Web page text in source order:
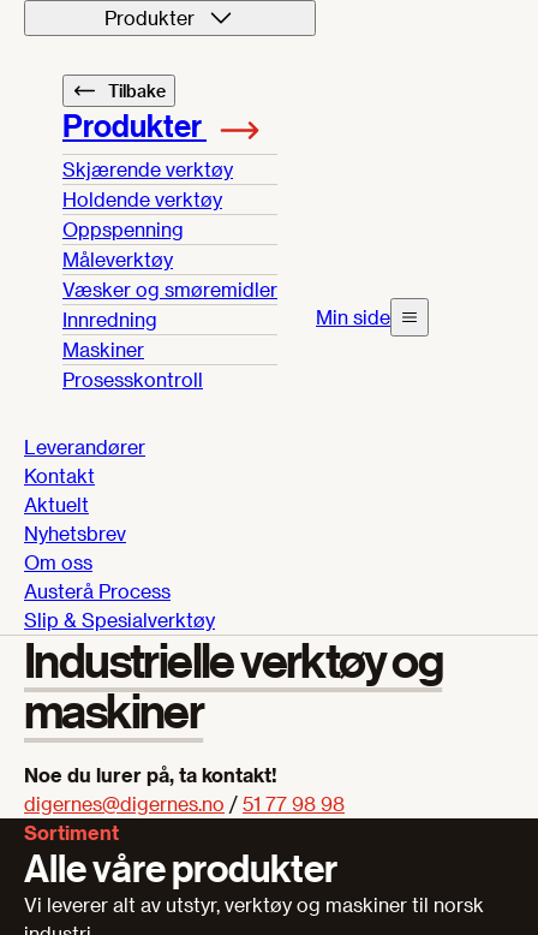
Produkter
Tilbake
Produkter
Skjærende verktøy
Holdende verktøy
Oppspenning
Måleverktøy
Væsker og smøremidler
Innredning
Maskiner
Prosesskontroll
Leverandører
Kontakt
Aktuelt
Nyhetsbrev
Om oss
Austerå Process
Slip & Spesialverktøy
Min side
Industrielle verktøy og
maskiner
Noe du lurer på, ta kontakt!
digernes@digernes.no / 51 77 98 98
Sortiment
Alle våre produkter
Vi leverer alt av utstyr, verktøy og maskiner til norsk